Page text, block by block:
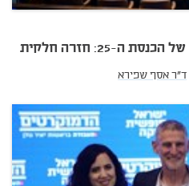
סיכום כנס הקיץ במושב השני של הכנסת ה-25: חזרה חלקית
ד"ר אסף שפירא